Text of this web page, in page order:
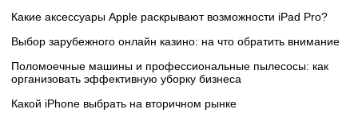
Какие аксессуары Apple раскрывают возможности iPad Pro?
Выбор зарубежного онлайн казино: на что обратить внимание
Поломоечные машины и профессиональные пылесосы: как
организовать эффективную уборку бизнеса
Какой iPhone выбрать на вторичном рынке